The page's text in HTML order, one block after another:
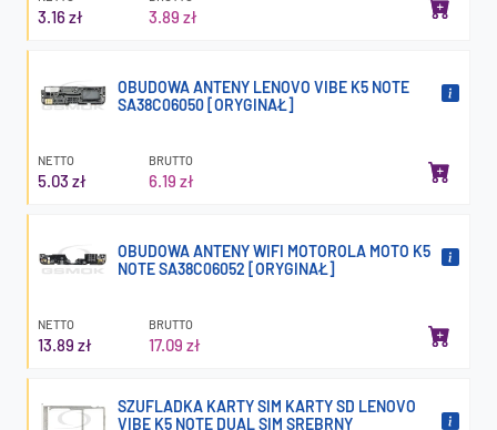
3.16 zł 3.89 zł
OBUDOWA ANTENY LENOVO VIBE K5 NOTE
SA38C06050 [ORYGINAŁ]
NETTO
5.03 zł
BRUTTO
6.19 zł
OBUDOWA ANTENY WIFI MOTOROLA MOTO K5
NOTE SA38C06052 [ORYGINAŁ]
NETTO
13.89 zł
BRUTTO
17.09 zł
SZUFLADKA KARTY SIM KARTY SD LENOVO
VIBE K5 NOTE DUAL SIM SREBRNY